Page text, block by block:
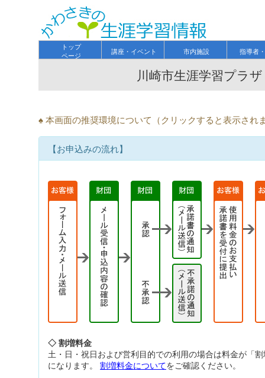
トップ
ページ
講座・イベント 市内施設 指導者
川崎市生涯学習プラ
♠ 本画面の推奨環境について（クリックすると表示され
【お申込みの流れ】
◇ 割増料金
土・日・祝日および営利目的での利用の場合は料金が「
になります。 割増料金についてをご確認ください。